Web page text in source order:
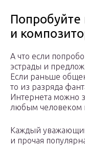
Попробуйте
и
А что если
эстрады и
Если раньше
то из разряда
Интернета можно
любым человеком
Каждый
и прочая